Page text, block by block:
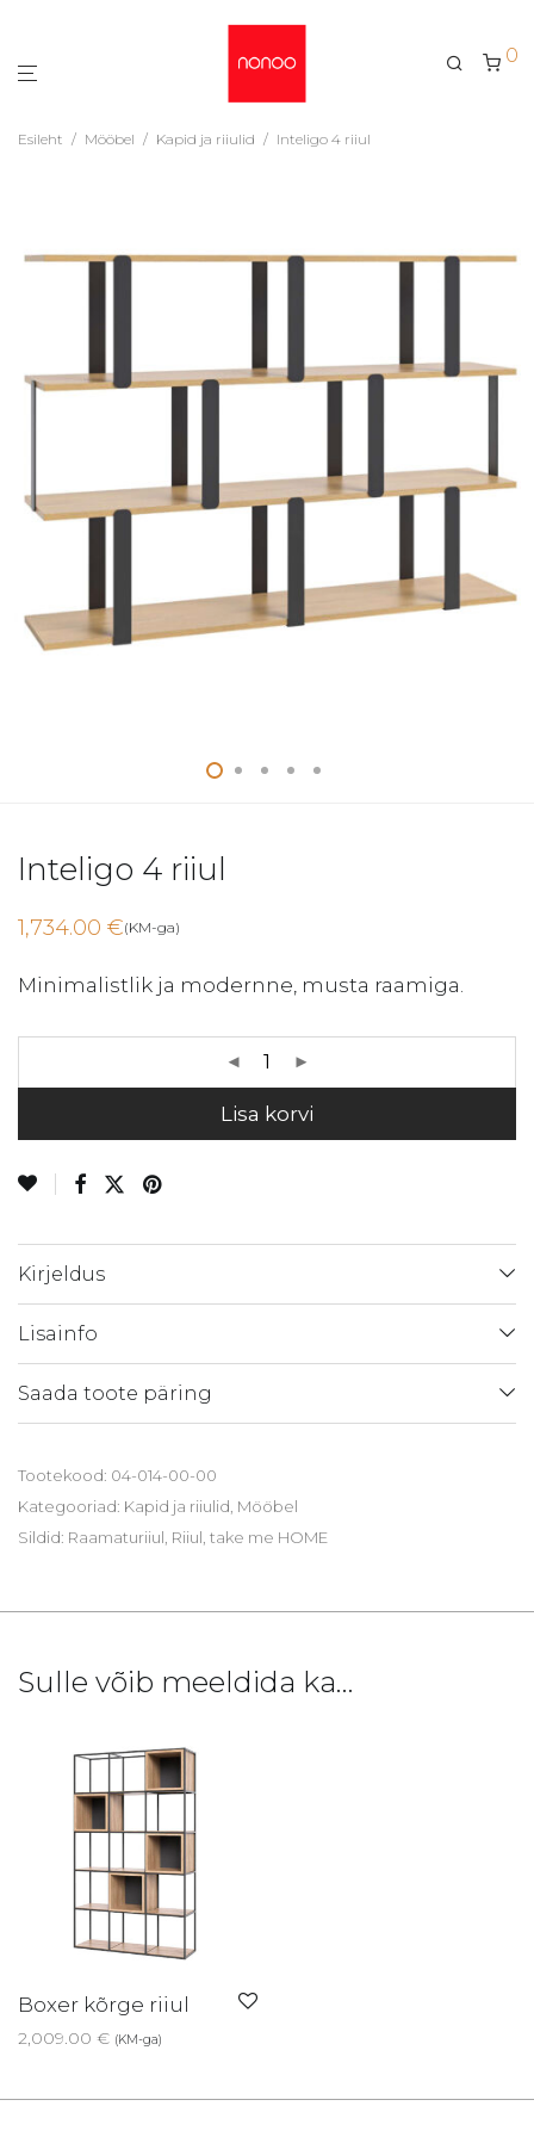
0
Esileht / Mööbel / Kapid ja riiulid / Inteligo 4 riiul
Inteligo 4 riiul
1,734.00 €(KM-ga)
Minimalistlik ja modernne, musta raamiga.
Lisa korvi
Kirjeldus
Lisainfo
Saada toote päring
Tootekood: 04-014-00-00
Kategooriad: Kapid ja riiulid Mööbel
Sildid: Raamaturiiul Riiul take me HOME
Sulle võib meeldida ka…
Boxer kõrge riiul
2,009.00 € (KM-ga)